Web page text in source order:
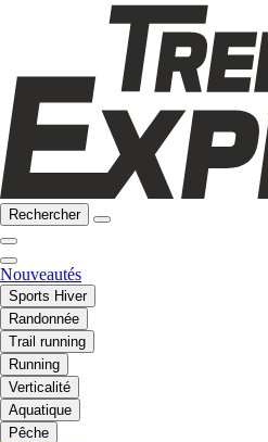
Rechercher
Nouveautés
Sports Hiver
Randonnée
Trail running
Running
Verticalité
Aquatique
Pêche